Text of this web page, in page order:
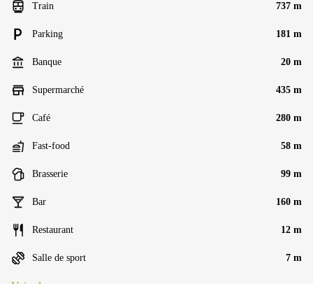
Train 737 m
Parking 181 m
Banque 20 m
Supermarché 435 m
Café 280 m
Fast-food 58 m
Brasserie 99 m
Bar 160 m
Restaurant 12 m
Salle de sport 7 m